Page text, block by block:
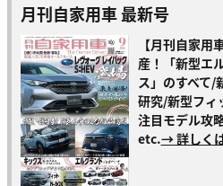
月刊自家用車 最新号
【月刊自家用
産！「新型エ
ス」のすべて/
研究/新型フィ
注目モデル攻
etc.→ 詳しく